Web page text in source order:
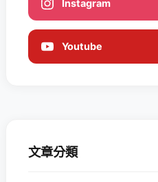
Instagram
Youtube
文章分類